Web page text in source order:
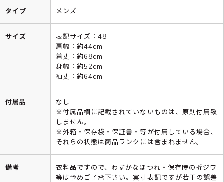
タイプ メンズ
サイズ
表記サイズ：48
肩幅：約44cm
着丈：約68cm
身幅：約52cm
袖丈：約64cm
付属品
なし
※付属品欄に記載されていないものは、原則付属致
しません。
※外箱・保存袋・保証書・等が付属している場合、
それらの状態は商品ランクには含まれません。
備考
衣料品ですので、わずかなほつれ・保存時の折ジワ
等は予めご了承下さい。実寸表記ですが若干の誤差